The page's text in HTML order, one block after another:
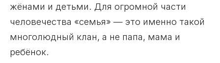
жёнами и детьми. Для огромной части
человечества «семья» — это именно такой
многолюдный клан, а не папа, мама и
ребёнок.